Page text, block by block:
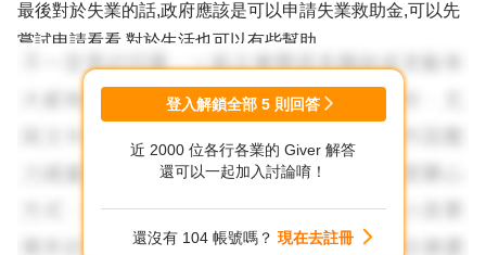
最後對於失業的話,政府應該是可以申請失業救助金,可以先
嘗試申請看看,對於生活也可以有些幫助
加油！對於人生還是要充滿希望
登入解鎖全部 5 則回答
近 2000 位各行各業的 Giver 解答
還可以一起加入討論唷！
還沒有 104 帳號嗎？ 現在去註冊